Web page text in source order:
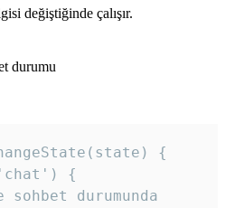
değiştiğinde çalışır.
durumu
{
{
sohbet durumunda